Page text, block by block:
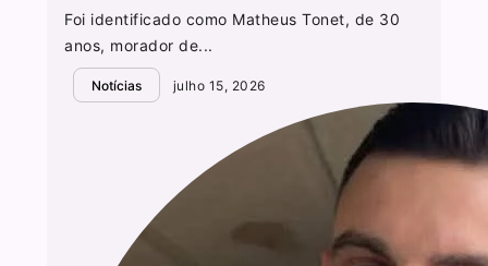
Foi identificado como Matheus Tonet, de 30
anos, morador de...
Notícias julho 15, 2026